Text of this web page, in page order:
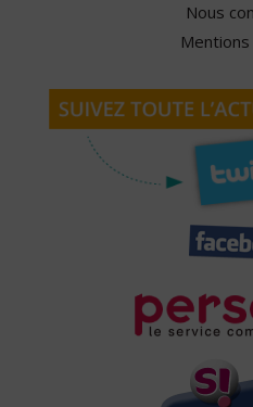
Nous